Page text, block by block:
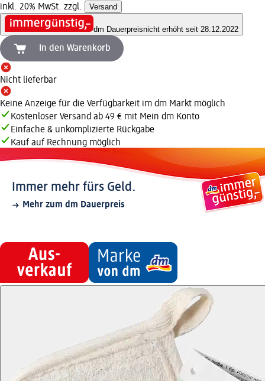
inkl. 20% MwSt. zzgl. Versand
dm Dauerpreisnicht erhöht seit 28.12.2022
In den Warenkorb
Nicht lieferbar
Keine Anzeige für die Verfügbarkeit im dm Markt möglich
Kostenloser Versand ab 49 € mit Mein dm Konto
Einfache & unkomplizierte Rückgabe
Kauf auf Rechnung möglich
Immer mehr fürs Geld.
Mehr zum dm Dauerpreis